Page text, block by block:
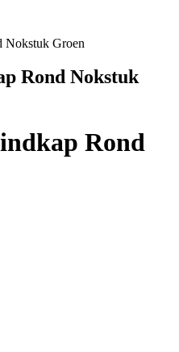
Nokstuk Groen
Rond Nokstuk
Rond